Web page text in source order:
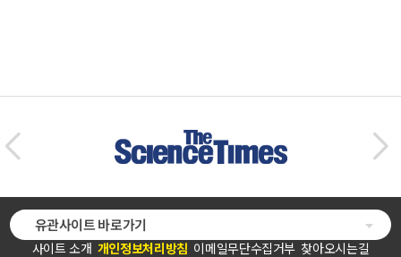
사이트 소개 개인정보처리방침 이메일무단수집거부 찾아오시는길
유관사이트 바로가기